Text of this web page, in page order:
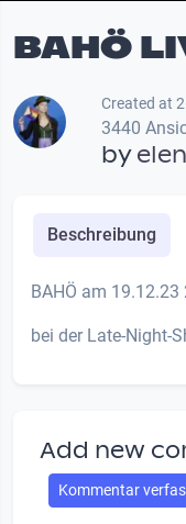
BAHÖ
Created at
3440
by
Beschreibung
BAHÖ am 19.12.23
bei der Late-Night-
Add new
Kommentar